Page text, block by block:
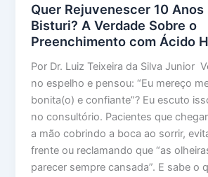
Quer Rejuvenescer 10 Anos
Bisturi? A Verdade Sobre o
Preenchimento com Ácido
Por Dr. Luiz Teixeira da Silva Junior
no espelho e pensou: “Eu mereço
bonita(o) e confiante”? Eu escuto
no consultório. Pacientes que
a mão cobrindo a boca ao sorrir,
frente ou reclamando que “as
parecer sempre cansada”. E sabe o